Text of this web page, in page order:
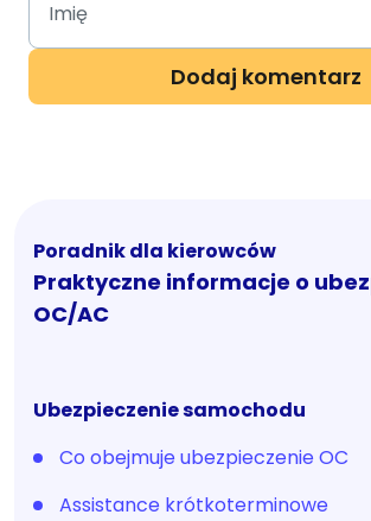
Poradnik dla kierowców
Praktyczne informacje o
OC/AC
Ubezpieczenie samochodu
Co obejmuje ubezpieczenie OC
Assistance krótkoterminowe